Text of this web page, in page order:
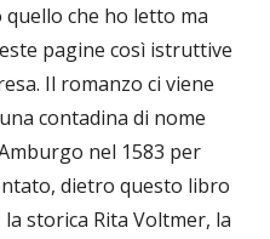
che ho letto ma
pagine così istruttive
Il romanzo ci viene
contadina di nome
nel 1583 per
dietro questo libro
storica Rita Voltmer, la